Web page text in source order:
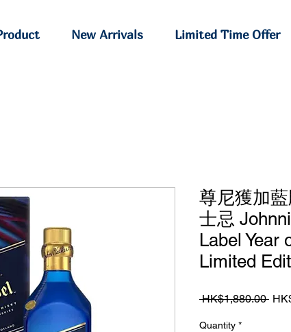
New Arrivals Limited Time Offer
尊尼獲加
士忌
Label Year
Limited
HK$1,880.00
Quantity *